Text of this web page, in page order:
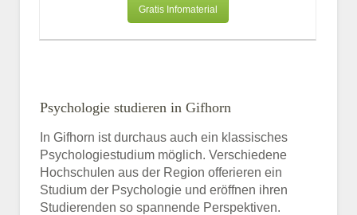
Gratis Infomaterial
Psychologie studieren in Gifhorn
In Gifhorn ist durchaus auch ein klassisches
Psychologiestudium möglich. Verschiedene
Hochschulen aus der Region offerieren ein
Studium der Psychologie und eröffnen ihren
Studierenden so spannende Perspektiven.